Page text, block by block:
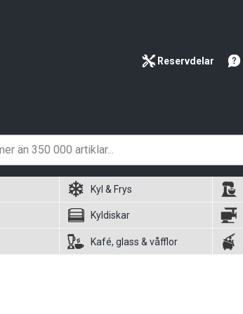
Reservdelar
Kyl & Frys
Kyldiskar
Kafé, glass & våfflor